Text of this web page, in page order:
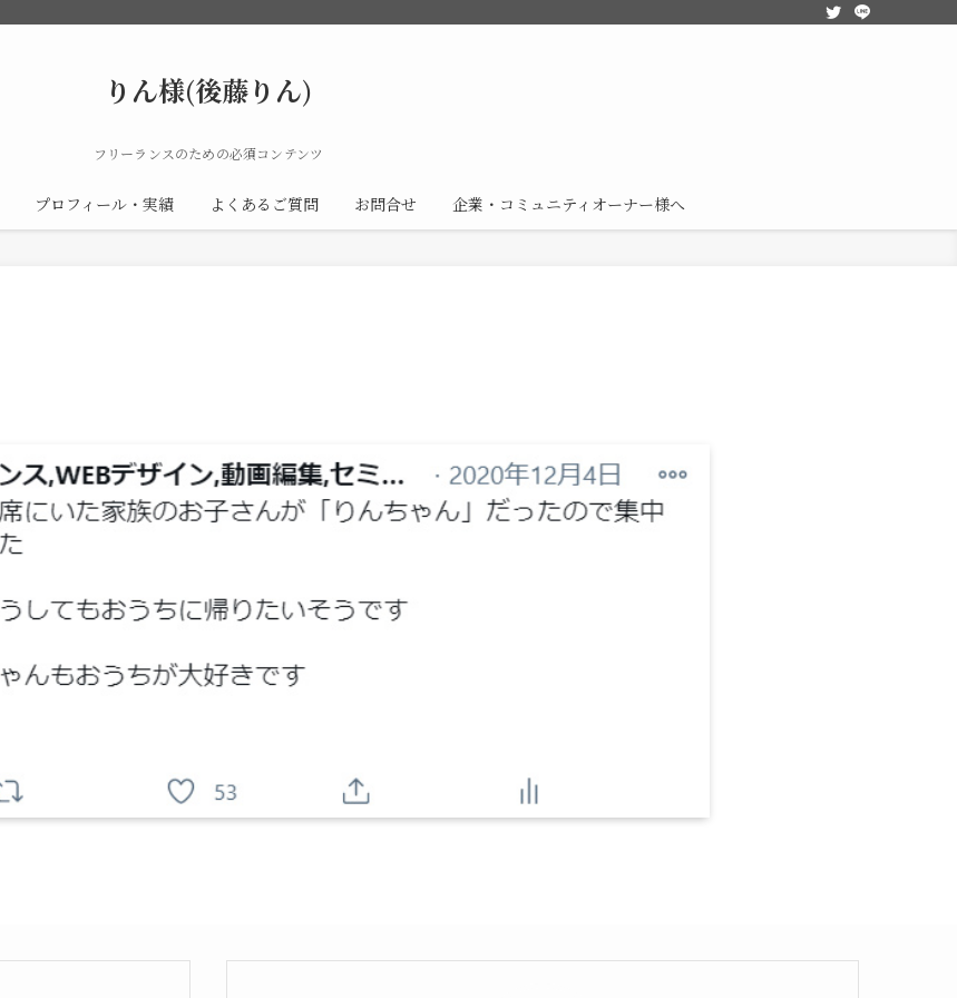
りん様(後藤りん)
フリーランスのための必須コンテンツ
プロフィール・実績 よくあるご質問 お問合せ 企業・コミュニティオーナー様へ